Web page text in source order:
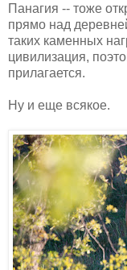
Панагия -- тоже
прямо над
таких каменных
цивилизация,
прилагается.
Ну и еще всякое.